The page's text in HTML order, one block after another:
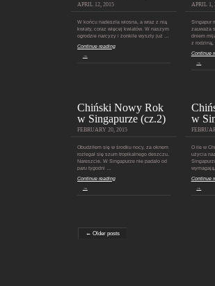
APRIL 12, 2015
W końcu nadeszła wiosna, a wraz z nią
kwiaty, coraz więcej kwiatów. W naszym
ogrodzie narcyzy i żonkile wyszły już …
Continue reading
→
APRIL 1,
Singapur
zauważa
dniem
z
Continue
→
Chiński Nowy Rok
w Singapurze (cz.2)
FEBRUARY 20, 2015
Obudziłem się w środku nocy, za oknem
rozlegał się szum tropikalnego deszczu.
Nareszcie. W Singapurze nie padało od
paru tygodni …
Continue reading
→
w
O ile w
użycia
Continue
→
← Older posts